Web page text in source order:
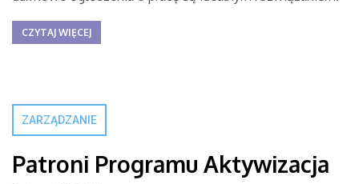
CZYTAJ WIĘCEJ
ZARZĄDZANIE
Patroni Programu Aktywizacja